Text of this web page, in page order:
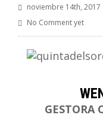
noviembre 14th, 2017
No Comment yet
GESTORA